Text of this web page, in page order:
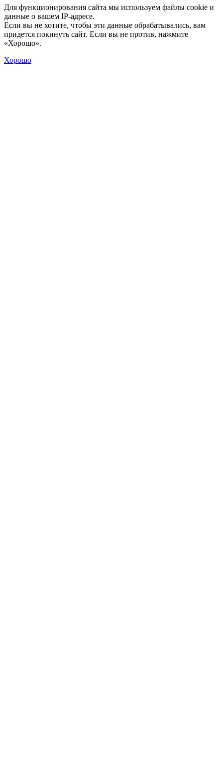
Для функционирования сайта мы используем файлы cookie и
данные о вашем IP-адресе.
Если вы не хотите, чтобы эти данные обрабатывались, вам
придется покинуть сайт. Если вы не против, нажмите
«Хорошо».
Хорошо